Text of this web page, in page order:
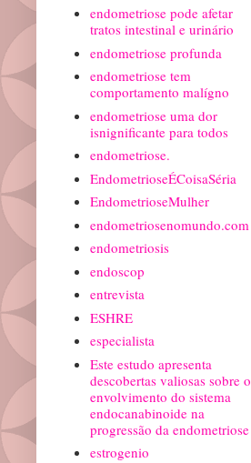
endometriose pode afetar
tratos intestinal e urinário
endometriose profunda
endometriose tem
comportamento malígno
endometriose uma dor
isnignificante para todos
endometriose.
EndometrioseÉCoisaSéria
EndometrioseMulher
endometriosenomundo.com
endometriosis
endoscop
entrevista
ESHRE
especialista
Este estudo apresenta
descobertas valiosas sobre o
envolvimento do sistema
endocanabinoide na
progressão da endometriose
estrogenio